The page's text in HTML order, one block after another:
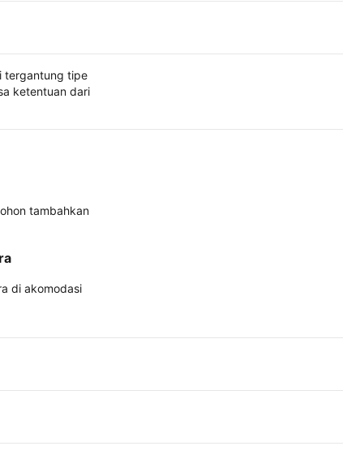
tergantung tipe
ketentuan dari
tambahkan
di akomodasi